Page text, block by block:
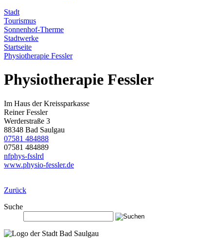
Stadt
Tourismus
Sonnenhof-Therme
Stadtwerke
Startseite
Physiotherapie Fessler
Physiotherapie Fessler
Im Haus der Kreissparkasse
Reiner Fessler
Werderstraße 3
88348 Bad Saulgau
07581 484888
07581 484889
nfphys-fsslrd
www.physio-fessler.de
Zurück
Suche